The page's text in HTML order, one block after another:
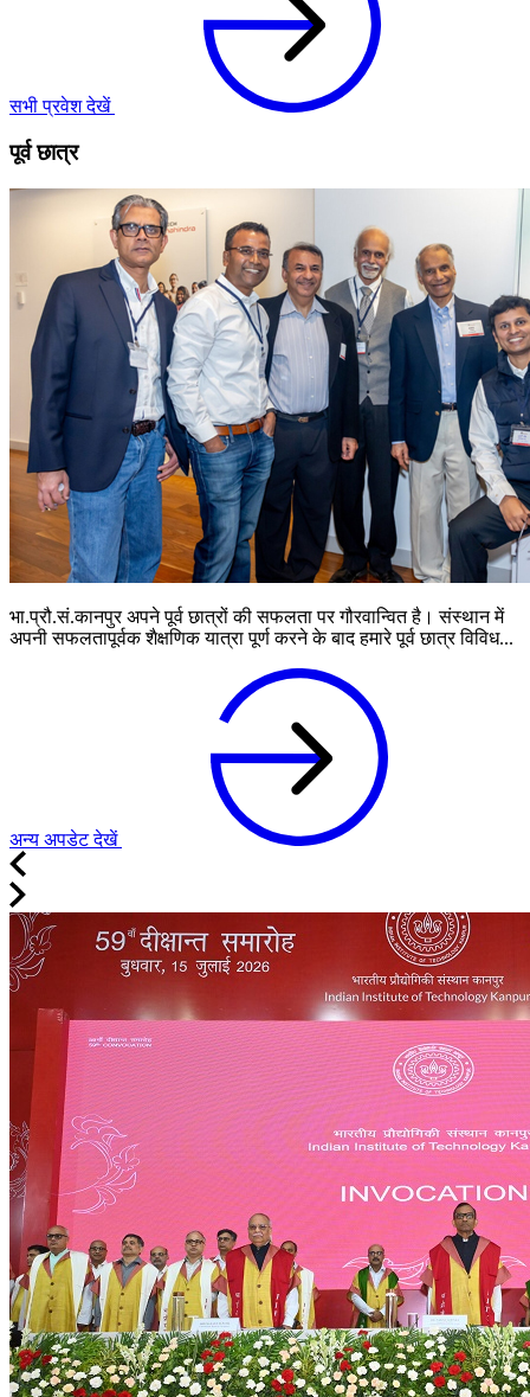
सभी प्रवेश देखें
पूर्व छात्र
भा.प्रौ.सं.कानपुर अपने पूर्व छात्रों की सफलता पर गौरवान्वित है। संस्थान में
अपनी सफलतापूर्वक शैक्षणिक यात्रा पूर्ण करने के बाद हमारे पूर्व छात्र विविध...
अन्य अपडेट देखें